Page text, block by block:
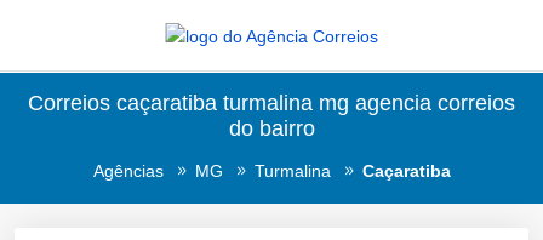
Correios caçaratiba turmalina mg agencia correios
do bairro
Agências MG Turmalina Caçaratiba